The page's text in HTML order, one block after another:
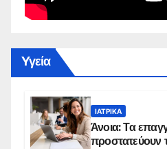
Yγεία
ΙΑΤΡΙΚΆ
Άνοια: Τα
προστατεύουν